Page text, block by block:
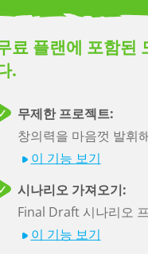
료 플랜에 포함된
.
무제한 프로젝트:
창의력을 마음껏 발휘
이 기능 보기
시나리오 가져오기:
Final Draft 시나리오
이 기능 보기
지금 견적을 받아보